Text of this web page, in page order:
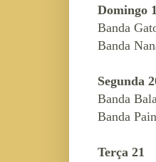
Domingo
Banda
Banda
Segunda
Banda
Banda
Terça 21